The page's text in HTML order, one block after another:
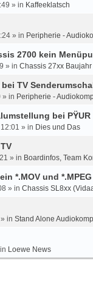
» in Kaffeeklatsch
» in Peripherie -
2700 kein
» in Chassis 27xx Baujahr
TV
» in Peripherie -
bei PŸUR
» in Dies und Das
» in Boardinfos, Team
*.MOV und *.MPEG
» in Chassis SL8xx
» in Stand Alone
Loewe News